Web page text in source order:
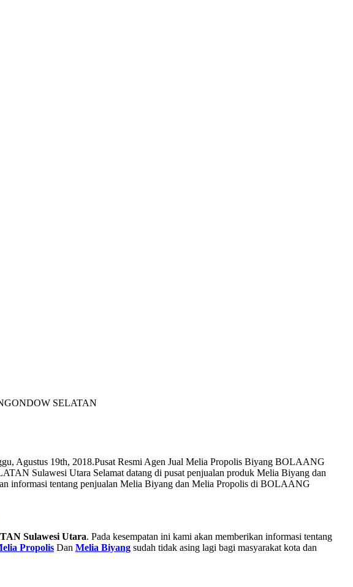
SELATAN
Agustus 19th, 2018.Pusat Resmi Agen Jual Melia Propolis Biyang BOLAANG
Sulawesi Utara Selamat datang di pusat penjualan produk Melia Biyang dan
informasi tentang penjualan Melia Biyang dan Melia Propolis di BOLAANG
Sulawesi Utara. Pada kesempatan ini kami akan memberikan informasi tentang
Propolis Dan Melia Biyang sudah tidak asing lagi bagi masyarakat kota dan